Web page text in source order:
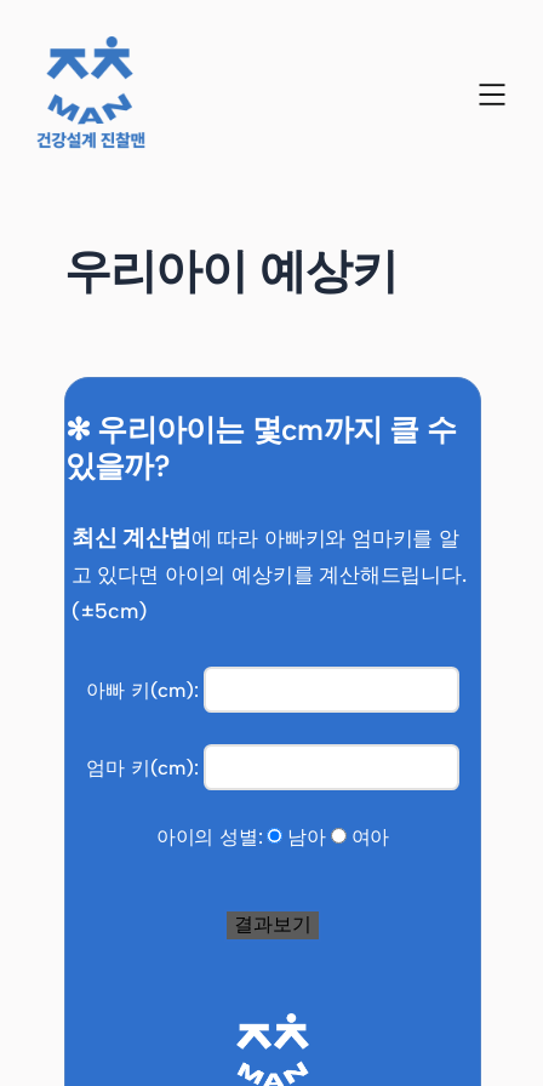
우리아이 예상키
✻ 우리아이는 몇cm까지 클 수
있을까?
최신 계산법 에 따라 아빠키와 엄마키를 알
고 있다면 아이의 예상키를 계산해드립니다.
(±5cm)
아빠 키(cm):
엄마 키(cm):
아이의 성별: 남아 여아
결과보기